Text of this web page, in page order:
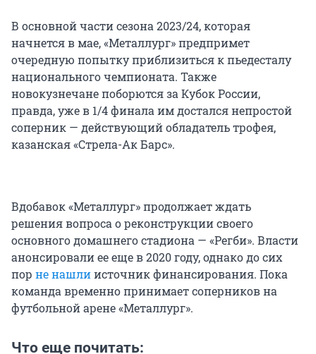
В основной части сезона 2023/24, которая
начнется в мае, «Металлург» предпримет
очередную попытку приблизиться к пьедесталу
национального чемпионата. Также
новокузнечане поборются за Кубок России,
правда, уже в 1/4 финала им достался непростой
соперник — действующий обладатель трофея,
казанская «Стрела-Ак Барс».
Вдобавок «Металлург» продолжает ждать
решения вопроса о реконструкции своего
основного домашнего стадиона — «Регби». Власти
анонсировали ее еще в 2020 году, однако до сих
пор не нашлиисточник финансирования. Пока
команда временно принимает соперников на
футбольной арене «Металлург».
Что еще почитать: